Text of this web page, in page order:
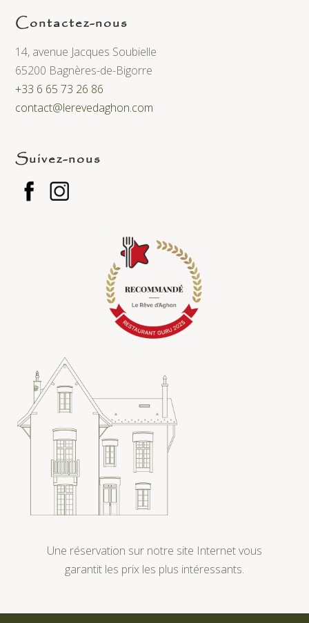
Contactez-nous
14, avenue Jacques Soubielle
65200 Bagnères-de-Bigorre
+33 6 65 73 26 86
contact@lerevedaghon.com
Suivez-nous
Une réservation sur notre site Internet vous
garantit les prix les plus intéressants.